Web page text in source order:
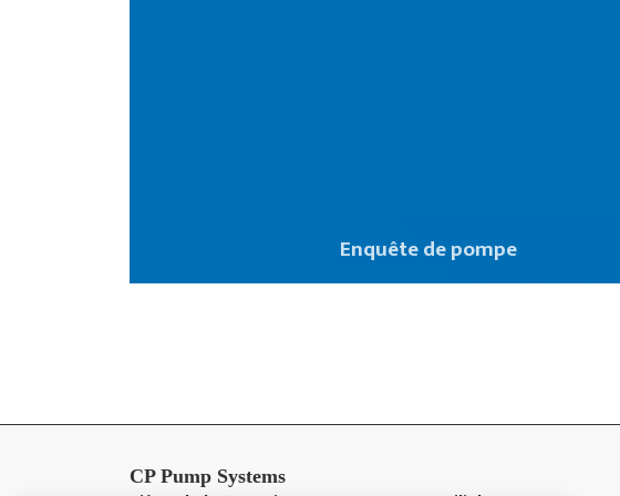
Enquête de pompe
CP Pump Systems